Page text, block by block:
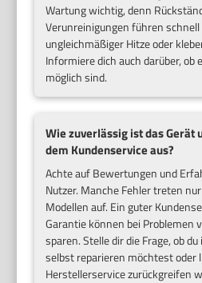
Wartung wichtig, denn
Verunreinigungen führen
ungleichmäßiger Hitze oder
Informiere dich auch darüber, ob
möglich sind.
Wie zuverlässig ist das Gerät
dem Kundenservice aus?
Achte auf Bewertungen und
Nutzer. Manche Fehler treten
Modellen auf. Ein guter
Garantie können bei Problemen
sparen. Stelle dir die Frage, ob
selbst reparieren möchtest oder
Herstellerservice zurückgreifen